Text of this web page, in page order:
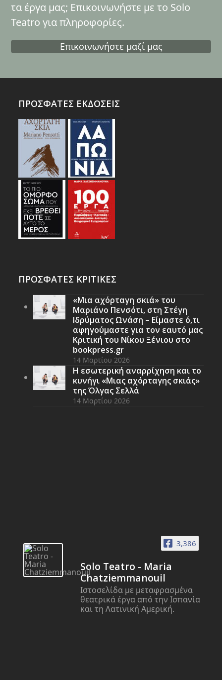
τα έργα μας; Επικοινωνήστε με το Solo
Teatro για πληροφορίες.
Επικοινωνήστε μαζί μας
ΠΡΟΣΦΑΤΕΣ ΕΚΔΟΣΕΙΣ
ΠΡΟΣΦΑΤΕΣ ΚΡΙΤΙΚΕΣ
«Μια αχόρταγη σκιά» του
Μαριάνο Πενσότι, στη Στέγη
Ιδρύματος Ωνάση – Είμαστε ό,τι
αφηγούμαστε για τον εαυτό μας
Κριτική του Νίκου Ξένιου στο
bookpress.gr
14 Μαρτίου 2026
Η εσωτερική αναρρίχηση και το
κυνήγι «Μιας αχόρταγης σκιάς»
της Όλγας Σελλά
14 Μαρτίου 2026
3,386
Solo Teatro - Maria
Chatziemmanouil
Ιστοσελίδα με μεταφρασμένα
θεατρικά έργα από την Ισπανία
και τη Λατινική Αμερική.